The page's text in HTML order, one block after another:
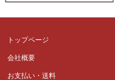
トップページ
会社概要
お支払い・送料